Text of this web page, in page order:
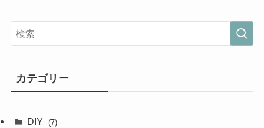
カテゴリー
DIY (7)